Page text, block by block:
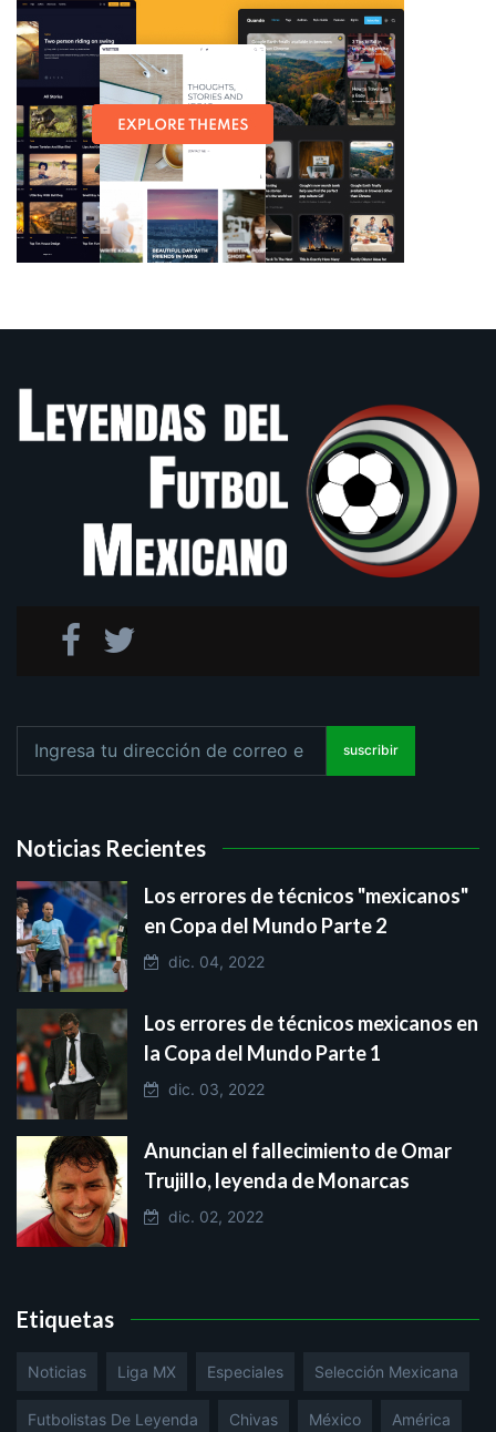
suscribir
Noticias Recientes
Los errores de técnicos "mexicanos"
en Copa del Mundo Parte 2
dic. 04, 2022
Los errores de técnicos mexicanos en
la Copa del Mundo Parte 1
dic. 03, 2022
Anuncian el fallecimiento de Omar
Trujillo, leyenda de Monarcas
dic. 02, 2022
Etiquetas
Noticias Liga MX Especiales Selección Mexicana
Futbolistas De Leyenda Chivas México América